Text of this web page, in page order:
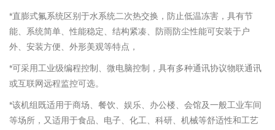
*直膨式氟系统区别于水系统二次热交换，防止低温冻害，具有节
能、系统简单、性能稳定、结构紧凑、防雨防尘性能可安装于户
外、安装方便、外形美观等特点，
*可采用工业级编程控制、微电脑控制，具有多种通讯协议物联通讯
或互联网远程监控可选。
*该机组既适用于商场、餐饮、娱乐、办公楼、会馆及一般工业车间
等场所，又适用于食品、电子、化工、科研、机械等舒适性和工艺